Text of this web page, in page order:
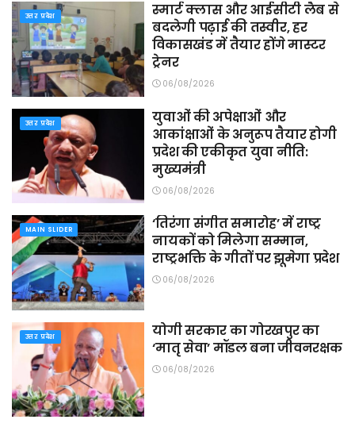
उत्तर प्रदेश
स्मार्ट क्लास और आईसीटी लैब से
बदलेगी पढ़ाई की तस्वीर, हर
विकासखंड में तैयार होंगे मास्टर
ट्रेनर
06/08/2026
उत्तर प्रदेश
युवाओं की अपेक्षाओं और
आकांक्षाओं के अनुरूप तैयार होगी
प्रदेश की एकीकृत युवा नीति:
मुख्यमंत्री
06/08/2026
MAIN SLIDER
‘तिरंगा संगीत समारोह’ में राष्ट्र
नायकों को मिलेगा सम्मान,
राष्ट्रभक्ति के गीतों पर झूमेगा प्रदेश
06/08/2026
उत्तर प्रदेश
योगी सरकार का गोरखपुर का
‘मातृ सेवा’ मॉडल बना जीवनरक्षक
06/08/2026